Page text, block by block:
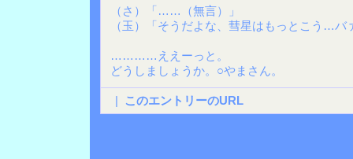
（さ）「……（無言）」
（玉）「そうだよな、彗星はもっとこう…
…………ええーっと。
どうしましょうか。○やまさん。
| このエントリーのURL